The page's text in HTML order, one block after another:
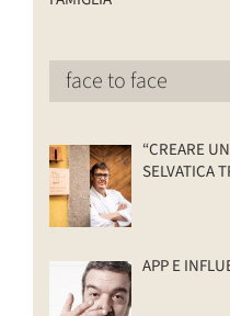
face to face
“CREARE
SELVATICA
APP E